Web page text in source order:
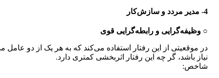
4- مدیر مردد و سازش‌کار
○ وظیفه‌گرایی و رابطه‌گرایی قوی
در موقعیتی از این رفتار استفاده می‌کند که به هر یک از دو عامل
نیاز باشد، گر چه این رفتار اثربخشی کمتری دارد.
شاخص: